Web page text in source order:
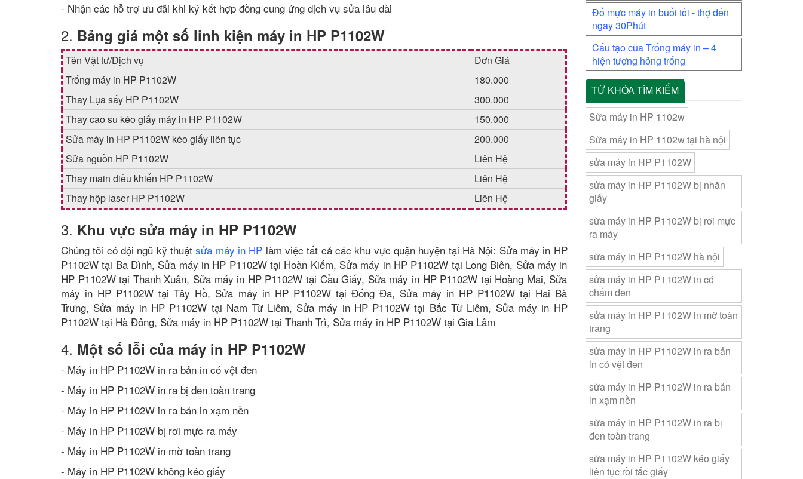
- Nhận các hỗ trợ ưu đãi khi ký kết hợp đồng cung ứng dịch vụ sửa lâu dài
2. Bảng giá một số linh kiện máy in HP P1102W
Tên Vật tư/Dịch vụ
Đơn Giá
Trống máy in HP P1102W
180.000
Thay Lụa sấy HP P1102W
300.000
Thay cao su kéo giấy máy in HP P1102W
150.000
Sửa máy in HP P1102W kéo giấy liên tục
200.000
Sửa nguồn HP P1102W
Liên Hệ
Thay main điều khiển HP P1102W
Liên Hệ
Thay hộp laser HP P1102W
Liên Hệ
3. Khu vực sửa máy in HP P1102W
Chúng tôi có đội ngũ kỹ thuậtsửa máy in HP làm việc tất cả các khu vực quận huyện tại Hà Nội: Sửa máy in HP
P1102W tại Ba Đình, Sửa máy in HP P1102W tại Hoàn Kiếm, Sửa máy in HP P1102W tại Long Biên, Sửa máy in
HP P1102W tại Thanh Xuân, Sửa máy in HP P1102W tại Cầu Giấy, Sửa máy in HP P1102W tại Hoàng Mai, Sửa
máy in HP P1102W tại Tây Hồ, Sửa máy in HP P1102W tại Đống Đa, Sửa máy in HP P1102W tại Hai Bà
Trưng, Sửa máy in HP P1102W tại Nam Từ Liêm, Sửa máy in HP P1102W tại Bắc Từ Liêm, Sửa máy in HP
P1102W tại Hà Đông, Sửa máy in HP P1102W tại Thanh Trì, Sửa máy in HP P1102W tại Gia Lâm
4. Một số lỗi của máy in HP P1102W
- Máy in HP P1102W in ra bản in có vệt đen
- Máy in HP P1102W in ra bị đen toàn trang
- Máy in HP P1102W in ra bản in xạm nền
- Máy in HP P1102W bị rơi mực ra máy
- Máy in HP P1102W in mờ toàn trang
- Máy in HP P1102W không kéo giấy
Đổ mực máy in buổi tối - thợ đến
ngay 30Phút
Cấu tạo của Trống máy in – 4
hiện tượng hỏng trống
TỪ KHÓA TÌM KIẾM
Sửa máy in HP 1102w
Sửa máy in HP 1102w tại hà nội
sửa máy in HP P1102W
sửa máy in HP P1102W bị nhăn
giấy
sửa máy in HP P1102W bị rơi mực
ra máy
sửa máy in HP P1102W hà nội
sửa máy in HP P1102W in có
chấm đen
sửa máy in HP P1102W in mờ toàn
trang
sửa máy in HP P1102W in ra bản
in có vệt đen
sửa máy in HP P1102W in ra bản
in xạm nền
sửa máy in HP P1102W in ra bị
đen toàn trang
sửa máy in HP P1102W kéo giấy
liên tục rồi tắc giấy